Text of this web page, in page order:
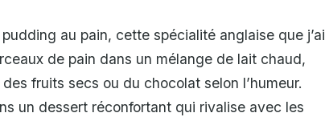
au pain, cette spécialité anglaise que j’ai
de pain dans un mélange de lait chaud,
fruits secs ou du chocolat selon l’humeur.
un dessert réconfortant qui rivalise avec les